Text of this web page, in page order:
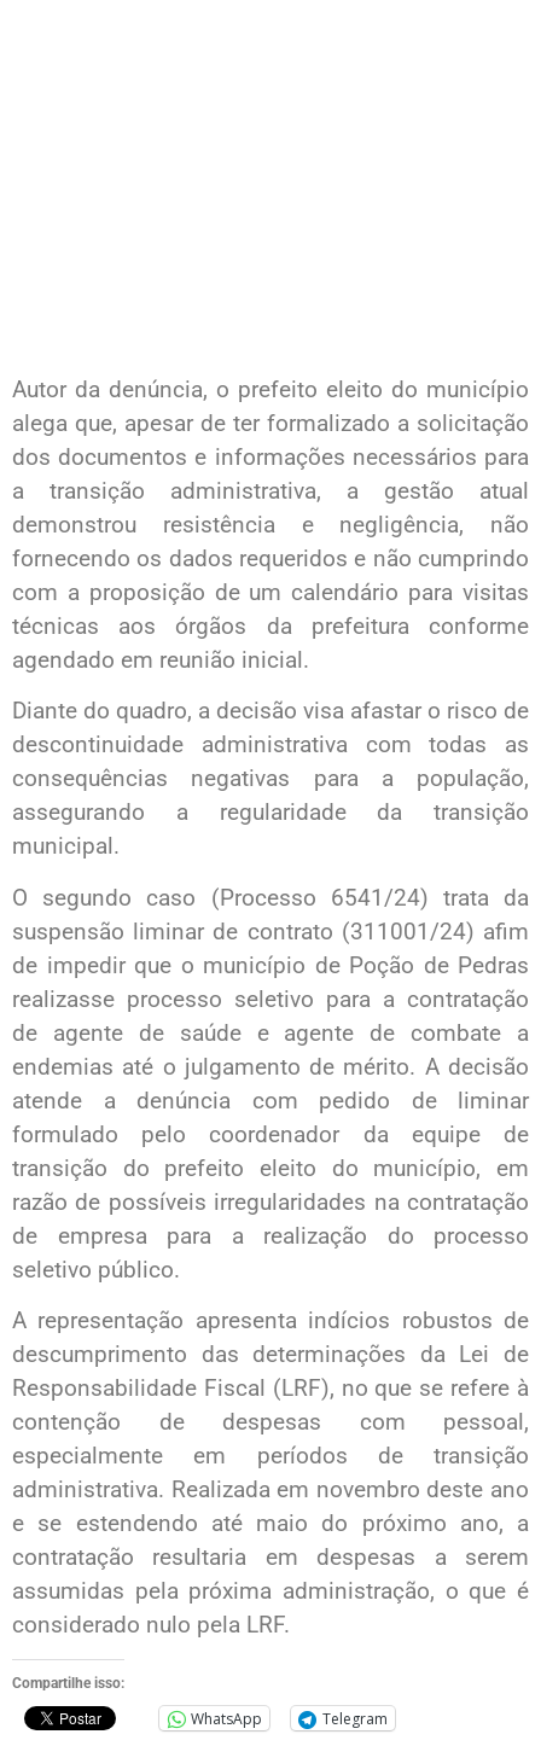
Autor da denúncia, o prefeito eleito do município
alega que, apesar de ter formalizado a solicitação
dos documentos e informações necessários para
a transição administrativa, a gestão atual
demonstrou resistência e negligência, não
fornecendo os dados requeridos e não cumprindo
com a proposição de um calendário para visitas
técnicas aos órgãos da prefeitura conforme
agendado em reunião inicial.
Diante do quadro, a decisão visa afastar o risco de
descontinuidade administrativa com todas as
consequências negativas para a população,
assegurando a regularidade da transição
municipal.
O segundo caso (Processo 6541/24) trata da
suspensão liminar de contrato (311001/24) afim
de impedir que o município de Poção de Pedras
realizasse processo seletivo para a contratação
de agente de saúde e agente de combate a
endemias até o julgamento de mérito. A decisão
atende a denúncia com pedido de liminar
formulado pelo coordenador da equipe de
transição do prefeito eleito do município, em
razão de possíveis irregularidades na contratação
de empresa para a realização do processo
seletivo público.
A representação apresenta indícios robustos de
descumprimento das determinações da Lei de
Responsabilidade Fiscal (LRF), no que se refere à
contenção de despesas com pessoal,
especialmente em períodos de transição
administrativa. Realizada em novembro deste ano
e se estendendo até maio do próximo ano, a
contratação resultaria em despesas a serem
assumidas pela próxima administração, o que é
considerado nulo pela LRF.
Compartilhe isso:
WhatsApp Telegram